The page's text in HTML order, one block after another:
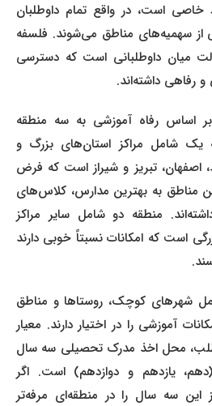
است، در واقع تمام داوطلبان
سهمیه‌های مناطق می‌شوند. فلسفه
میان داوطلبانی است که دسترسی
داشته‌اند.
رفاه آموزشی به سه منطقه
شامل مراکز استان‌های بزرگ و
اصفهان، تبریز و شیراز است که فرض
به بهترین مدارس، کلاس‌های
منطقه دو شامل سایر مراکز
است که امکانات نسبتاً خوبی دارند
شهرهای کوچک، روستاها و مناطق
آموزشی را در اختیار دارند. معیار
محل اخذ مدرک تحصیلی سه سال
یازدهم و دوازدهم) است. اگر
سه سال را در منطقه‌ای مرفه‌تر